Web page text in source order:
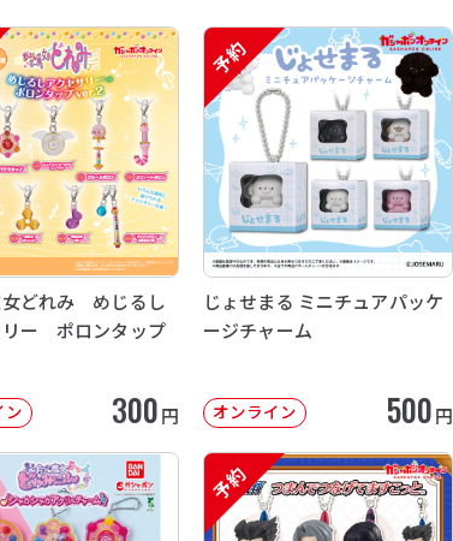
女どれみ めじるし
リー ポロンタップ
ン 300円
予約
じょせまる ミニチュアパッケ
ージチャーム
オンライン 500円
予約